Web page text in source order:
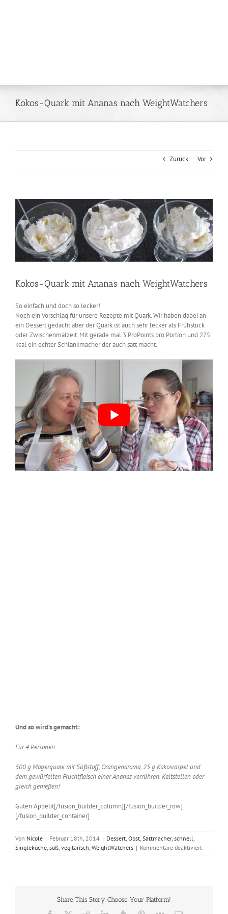
Kokos-Quark mit Ananas nach WeightWatchers
Zurück Vor
Zeige
grösseres
Bild
Kokos-Quark mit Ananas nach WeightWatchers
So einfach und doch so lecker!
Noch ein Vorschlag für unsere Rezepte mit Quark. Wir haben dabei an
ein Dessert gedacht aber der Quark ist auch sehr lecker als Frühstück
oder Zwischenmalzeit. Mit gerade mal 3 ProPoints pro Portion und 275
kcal ein echter Schlankmacher der auch satt macht.
Und so wird’s gemacht:
Für 4 Personen
500 g Magerquark mit Süßstoff, Orangenaroma, 25 g Kokosraspel und
dem gewürfelten Fruchtfleisch einer Ananas verrühren. Kaltstellen oder
gleich genießen!
Guten Appetit[/fusion_builder_column][/fusion_builder_row]
[/fusion_builder_container]
Von Nicole | Februar 18th, 2014 | Dessert, Obst, Sattmacher, schnell,
Singleküche, süß, vegitarisch, WeightWatchers | Kommentare deaktiviertfür
Kokos-
Share This Story, Choose Your Platform!